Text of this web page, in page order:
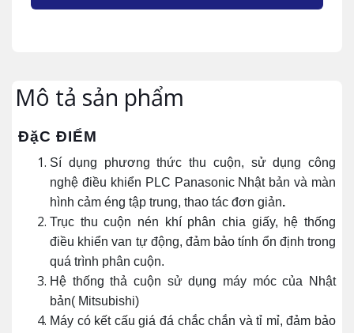
Mô tả sản phẩm
ĐặC ĐIỂM
Sí dụng phương thức thu cuộn, sử dụng công
nghệ điều khiển PLC Panasonic Nhật bản và màn
hình cảm éng tập trung, thao tác đơn giản.
Trục thu cuộn nén khí phân chia giấy, hệ thống
điều khiển van tự động, đảm bảo tính ổn định trong
quá trình phân cuộn.
Hệ thống thả cuộn sử dụng máy móc của Nhật
bản( Mitsubishi)
Máy có kết cấu giá đá chắc chắn và tỉ mỉ, đảm bảo